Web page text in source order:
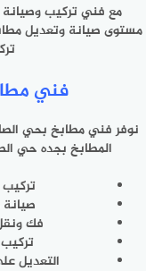
مع فني تركيب
مستوى صيانة وتعديل
فني
نوفر فني مطابخ بحي
المطابخ بجده حي
فك
التعديل